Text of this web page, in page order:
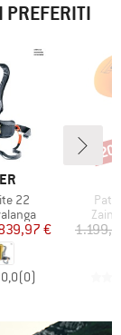
PREFERITI
22
ridotto
€
0,0(0)